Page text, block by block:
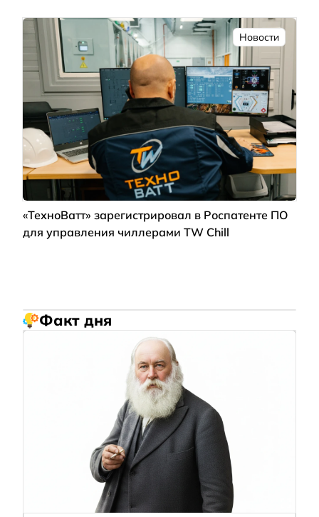
Новости
«ТехноВатт» зарегистрировал в Роспатенте ПО
для управления чиллерами TW Chill
Факт дня